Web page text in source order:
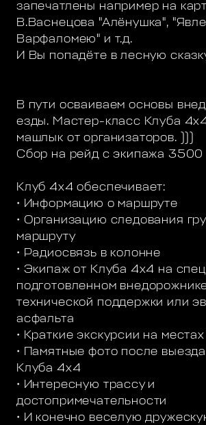
запечатлены например на
В.Васнецова "Алёнушка",
Варфаломею" и т.д.
И Вы попадёте в лесную
В пути осваиваем основы
езды. Мастер-класс Клуба
машлык от организаторов. )))
Сбор на рейд с экипажа 3500
Клуб 4х4 обеспечивает:
• Информацию о маршруте
• Организацию следования
маршруту
• Радиосвязь в колонне
• Экипаж от Клуба 4х4 на
подготовленном
технической поддержки или
асфальта
• Краткие экскурсии на
• Памятные фото после
Клуба 4х4
• Интересную трассу и
достопримечательности
• И конечно веселую